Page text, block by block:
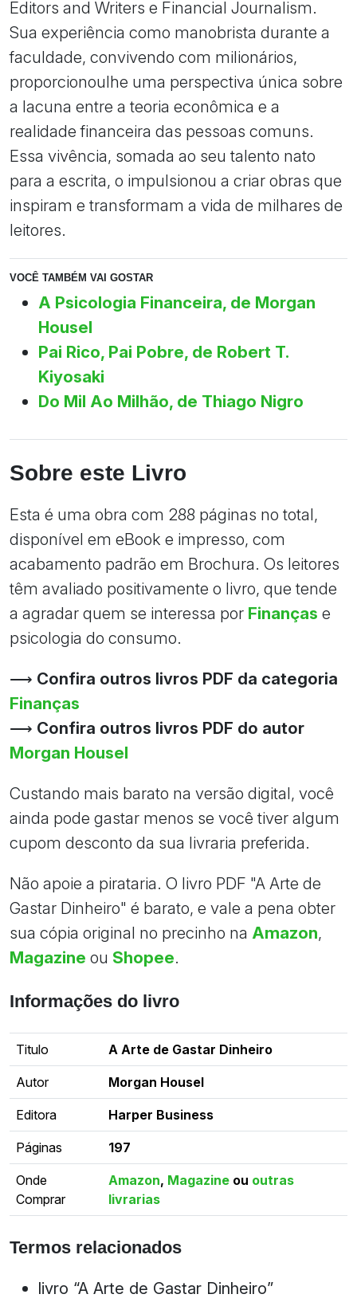
Editors and Writers e Financial Journalism.
Sua experiência como manobrista durante a
faculdade, convivendo com milionários,
proporcionoulhe uma perspectiva única sobre
a lacuna entre a teoria econômica e a
realidade financeira das pessoas comuns.
Essa vivência, somada ao seu talento nato
para a escrita, o impulsionou a criar obras que
inspiram e transformam a vida de milhares de
leitores.
VOCÊ TAMBÉM VAI GOSTAR
A Psicologia Financeira, de Morgan
Housel
Pai Rico, Pai Pobre, de Robert T.
Kiyosaki
Do Mil Ao Milhão, de Thiago Nigro
Sobre este Livro
Esta é uma obra com 288 páginas no total,
disponível em eBook e impresso, com
acabamento padrão em Brochura. Os leitores
têm avaliado positivamente o livro, que tende
a agradar quem se interessa por Finanças e
psicologia do consumo.
⟶ Confira outros livros PDF da categoria
Finanças
⟶ Confira outros livros PDF do autor
Morgan Housel
Custando mais barato na versão digital, você
ainda pode gastar menos se você tiver algum
cupom desconto da sua livraria preferida.
Não apoie a pirataria. O livro PDF "A Arte de
Gastar Dinheiro" é barato, e vale a pena obter
sua cópia original no precinho na Amazon,
Magazine ou Shopee.
Informações do livro
Titulo A Arte de Gastar Dinheiro
Autor Morgan Housel
Editora Harper Business
Páginas 197
Onde
Comprar
Amazon, Magazine ou outras
livrarias
Termos relacionados
livro “A Arte de Gastar Dinheiro”